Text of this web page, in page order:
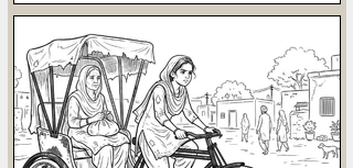
"ഒരു കോഴിക്കൂട്ടത്തിന് ഒരു പൂവന്‍
മതിയെന്നത് പ്രകൃതി നിയമമാണ്.
എന്നു വച്ച് ഒരു വീട്ടില്‍ ഒരു പുരുഷന്‍
മതിയെന്ന് തീരുമാനിക്കാന്‍ പറ്റുമോ?
പരസ്പരം അംഗീകരിച്ചും
അനുസരിച്ചും ജീവിക്കണം."